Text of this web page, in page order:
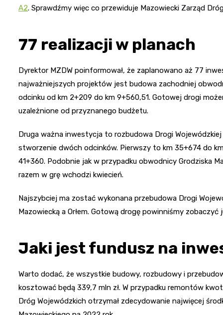
A2. Sprawdźmy więc co przewiduje Mazowiecki Zarząd
77 realizacji w planach
Dyrektor MZDW poinformował, że zaplanowano aż 77
najważniejszych projektów jest budowa zachodniej
odcinku od km 2+209 do km 9+560,51. Gotowej drogi
uzależnione od przyznanego budżetu.
Druga ważna inwestycja to rozbudowa Drogi
stworzenie dwóch odcinków. Pierwszy to km 35+674 do
41+360. Podobnie jak w przypadku obwodnicy Grodziska
razem w grę wchodzi kwiecień.
Najszybciej ma zostać wykonana przebudowa Drogi
Mazowiecką a Orłem. Gotową drogę powinniśmy
Jaki jest fundusz na
Warto dodać, że wszystkie budowy, rozbudowy i
kosztować będą 339,7 mln zł. W przypadku remontów
Dróg Wojewódzkich otrzymał zdecydowanie najwięcej